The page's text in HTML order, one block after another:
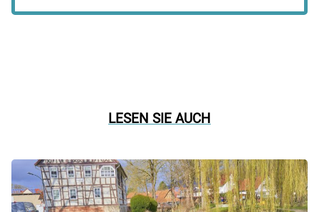
LESEN SIE AUCH